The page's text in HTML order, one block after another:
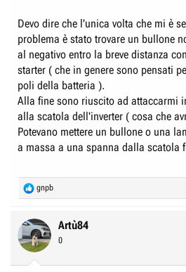
Devo dire che l'unica volta che mi è
problema è stato trovare un bullone
al negativo entro la breve distanza
starter ( che in genere sono pensati
poli della batteria ).
Alla fine sono riuscito ad attaccarmi
alla scatola dell'inverter ( cosa che
Potevano mettere un bullone o una
a massa a una spanna dalla scatola
R
e
c
t
i
gnpb
Artù84
0